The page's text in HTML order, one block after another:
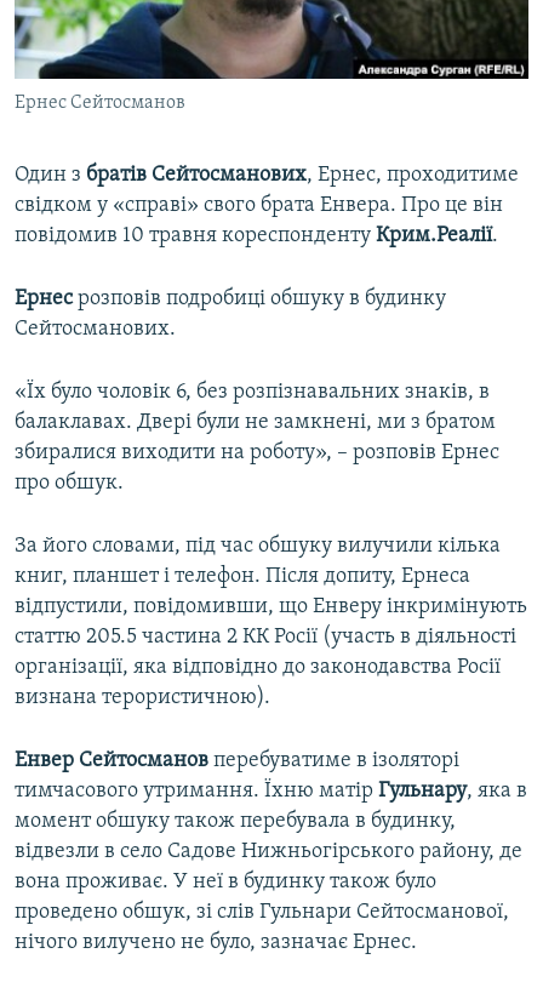
ВІДЕОУРОКИ «ELIFBE»
СВІДЧЕННЯ ОКУПАЦІЇ
УКРАЇНСЬКА ПРОБЛЕМА КРИМУ
Русский
Qırımtatar
Ернес Сейтосманов
Один з братів Сейтосманових, Ернес, проходитиме
свідком у «справі» свого брата Енвера. Про це він
повідомив 10 травня кореспонденту Крим.Реалії.
Ернесрозповів подробиці обшуку в будинку
Сейтосманових.
«Їх було чоловік 6, без розпізнавальних знаків, в
балаклавах. Двері були не замкнені, ми з братом
збиралися виходити на роботу», – розповів Ернес
про обшук.
За його словами, під час обшуку вилучили кілька
книг, планшет і телефон. Після допиту, Ернеса
відпустили, повідомивши, що Енверу інкримінують
статтю 205.5 частина 2 КК Росії (участь в діяльності
організації, яка відповідно до законодавства Росії
визнана терористичною).
Енвер Сейтосманов перебуватиме в ізоляторі
тимчасового утримання. Їхню матір Гульнару, яка в
момент обшуку також перебувала в будинку,
відвезли в село Садове Нижньогірського району, де
вона проживає. У неї в будинку також було
проведено обшук, зі слів Гульнари Сейтосманової,
нічого вилучено не було, зазначає Ернес.